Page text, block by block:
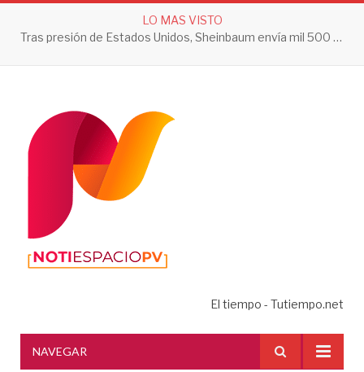
LO MAS VISTO
Tras presión de Estados Unidos, Sheinbaum envía mil 500 soldados a Michoacán
El tiempo - Tutiempo.net
NAVEGAR